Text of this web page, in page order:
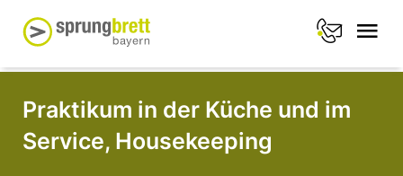
Praktikum in der Küche und im
Service, Housekeeping